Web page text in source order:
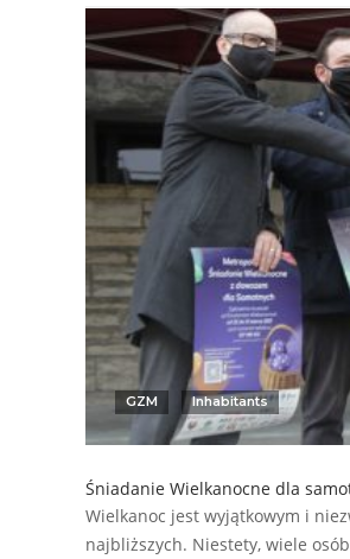
GZM Inhabitants
Śniadanie Wielkanocne dla
Wielkanoc jest wyjątkowym i
najbliższych. Niestety, wiele